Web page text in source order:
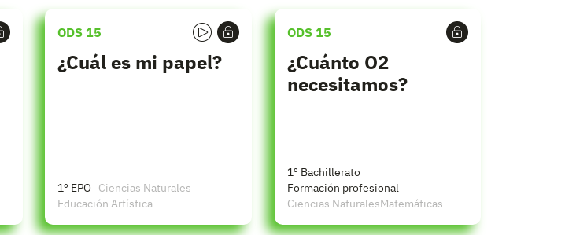
ODS 15
¿Cuál es mi papel?
1º EPO
Ciencias Naturales
Educación Artística
ODS 15
¿Cuánto O2
necesitamos?
1º Bachillerato
Formación profesional
Ciencias NaturalesMatemáticas